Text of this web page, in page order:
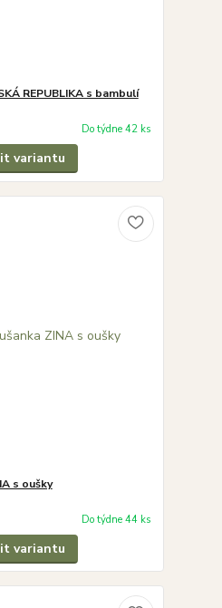
REPUBLIKA s bambulí
Do týdne 42 ks
variantu
s oušky
Do týdne 44 ks
variantu